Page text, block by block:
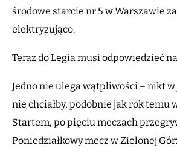
środowe starcie nr 5 w Warszawie
elektryzująco.
Teraz do Legia musi odpowiedzieć
Jedno nie ulega wątpliwości – nikt w
nie chciałby, podobnie jak rok temu
Startem, po pięciu meczach
Poniedziałkowy mecz w Zielonej